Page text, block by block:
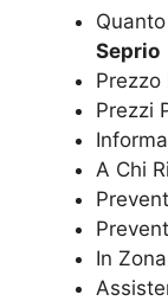
Seprio
Prezzo
Prezzi
A Chi
In